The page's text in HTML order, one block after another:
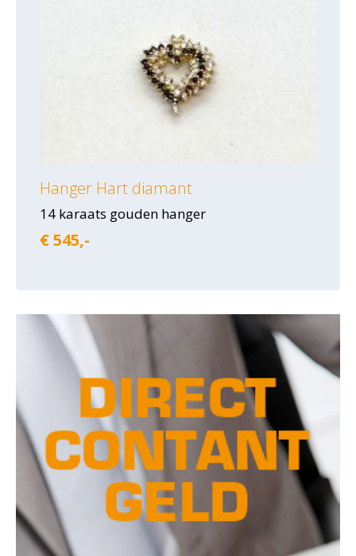
Hanger Hart diamant
14 karaats gouden hanger
€ 545,-